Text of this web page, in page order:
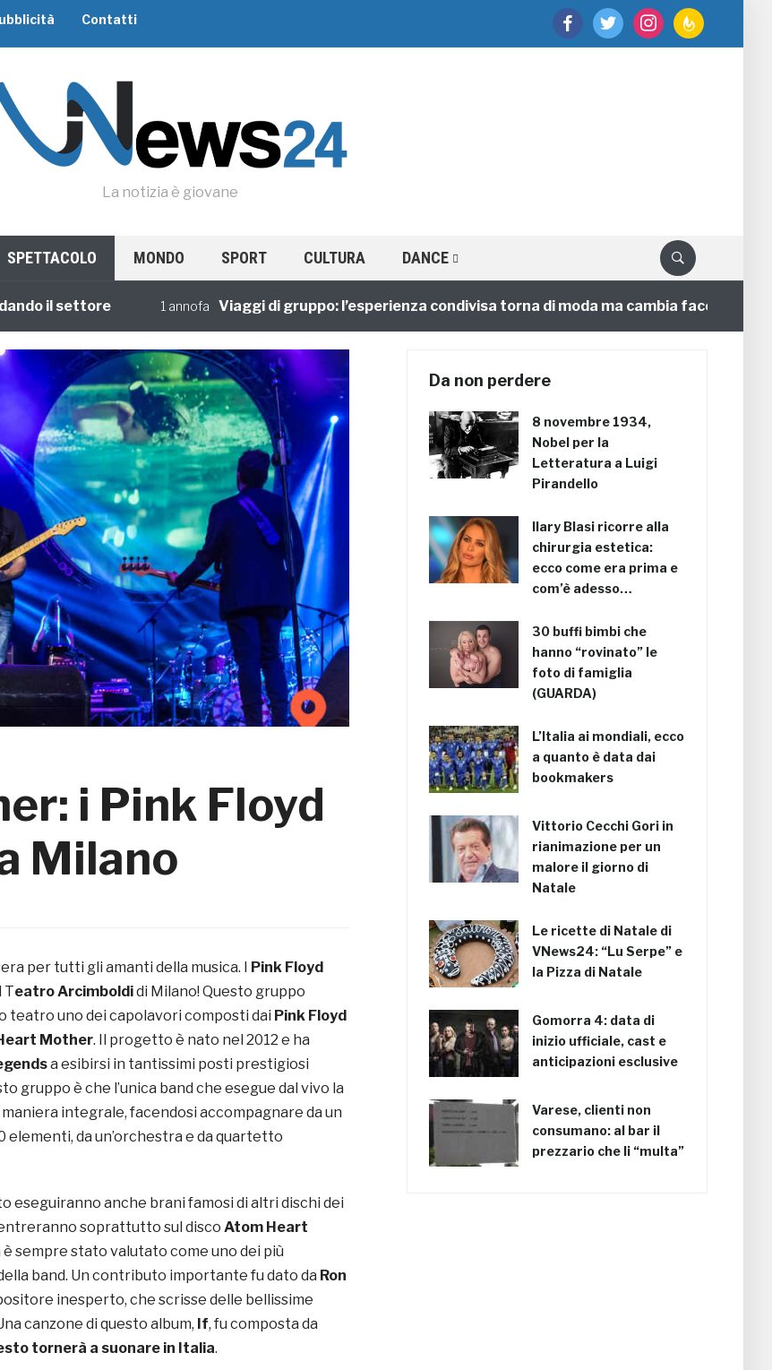
facebooktwitter instagramfeedburner
Contatti
La notizia è giovane
SPETTACOLO MONDO SPORT CULTURA DANCE
il settore 1 annofa Viaggi di gruppo: l’esperienza condivisa torna di moda ma cambia faccia
i Pink Floyd
Milano
per tutti gli amanti della musica. I
Pink Floyd
Teatro Arcimboldidi Milano! Questo gruppo
teatro uno dei capolavori composti dai Pink Floyd
Mother. Il progetto è nato nel 2012 e ha
a esibirsi in tantissimi posti prestigiosi
gruppo è che l’unica band che esegue dal vivo la
maniera integrale, facendosi accompagnare da un
elementi, da un’orchestra e da quartetto
eseguiranno anche brani famosi di altri dischi dei
soprattutto sul disco Atom Heart
è sempre stato valutato come uno dei più
band. Un contributo importante fu dato da Ron
inesperto, che scrisse delle bellissime
canzone di questo album, If, fu composta da
tornerà a suonare in Italia.
Da non perdere
8 novembre 1934,
Nobel per la
Letteratura a Luigi
Pirandello
Ilary Blasi ricorre alla
chirurgia estetica:
ecco come era prima e
com’è adesso…
30 buffi bimbi che
hanno “rovinato” le
foto di famiglia
(GUARDA)
L’Italia ai mondiali, ecco
a quanto è data dai
bookmakers
Vittorio Cecchi Gori in
rianimazione per un
malore il giorno di
Natale
Le ricette di Natale di
VNews24: “Lu Serpe” e
la Pizza di Natale
Gomorra 4: data di
inizio ufficiale, cast e
anticipazioni esclusive
Varese, clienti non
consumano: al bar il
prezzario che li “multa”